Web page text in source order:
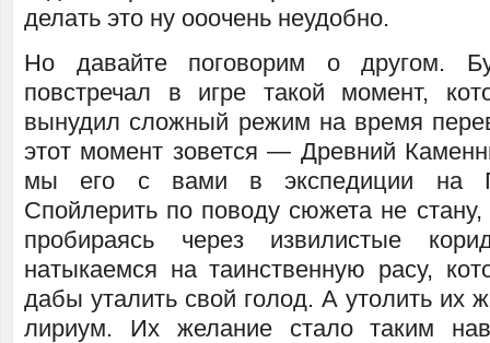
делать это ну ооочень неудобно.
Но давайте поговорим о другом.
повстречал в игре такой момент,
вынудил сложный режим на время
этот момент зовется — Древний
мы его с вами в экспедиции на
Спойлерить по поводу сюжета не
пробираясь через извилистые
натыкаемся на таинственную расу,
дабы уталить свой голод. А утолить их
лириум. Их желание стало таким